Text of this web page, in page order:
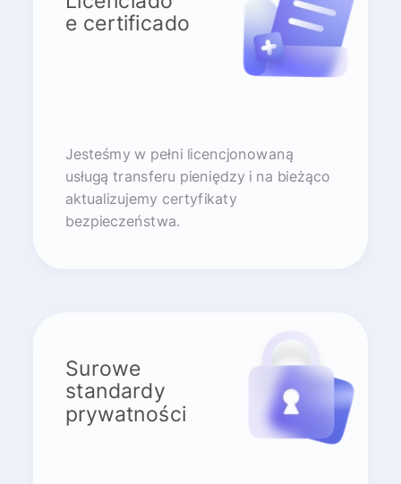
e certificado
Jesteśmy w pełni licencjonowaną
usługą transferu pieniędzy i na bieżąco
aktualizujemy certyfikaty
bezpieczeństwa.
Surowe
standardy
prywatności